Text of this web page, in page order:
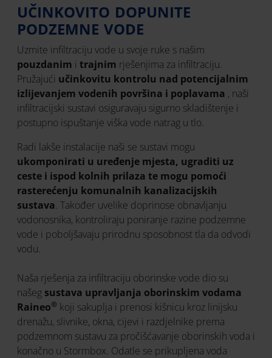
UČINKOVITO DOPUNITE
PODZEMNE VODE
Uzmite infiltraciju vode u svoje ruke s našim
pouzdanim i trajnim rješenjima za infiltraciju.
Pružajući učinkovitu kontrolu nad potencijalnim
izlijevanjem vodenih površina i poplavama , naši
infiltracijski sustavi osiguravaju sigurno skladištenje i
postupno ispuštanje viška vode natrag u tlo.
Radi lakše instalacije naši se sustavi mogu
ukomponirati u uređenje mjesta, ugraditi uz
ceste i ispod kolnih prilaza te mogu pomoći
rasterećenju komunalnih kanalizacijskih
sustava. Također uvelike doprinose obnavljanju
vodonosnika, kontroliraju poniranje razine podzemne
vode i poboljšavaju prirodnu sposobnost tla da odvodi
vodu.
Naša rješenja za infiltraciju oborinske vode dio su
našeg sustava upravljanja oborinskim vodama
Raineo® koji sakuplja i prenosi kišnicu kroz linijsku
drenažu, slivnike, okna, cijevi i razdjelnike prema
podzemnom sustavu za pročišćavanje oborinskih voda i
konačno u Stormbox. Odatle se prikupljena voda